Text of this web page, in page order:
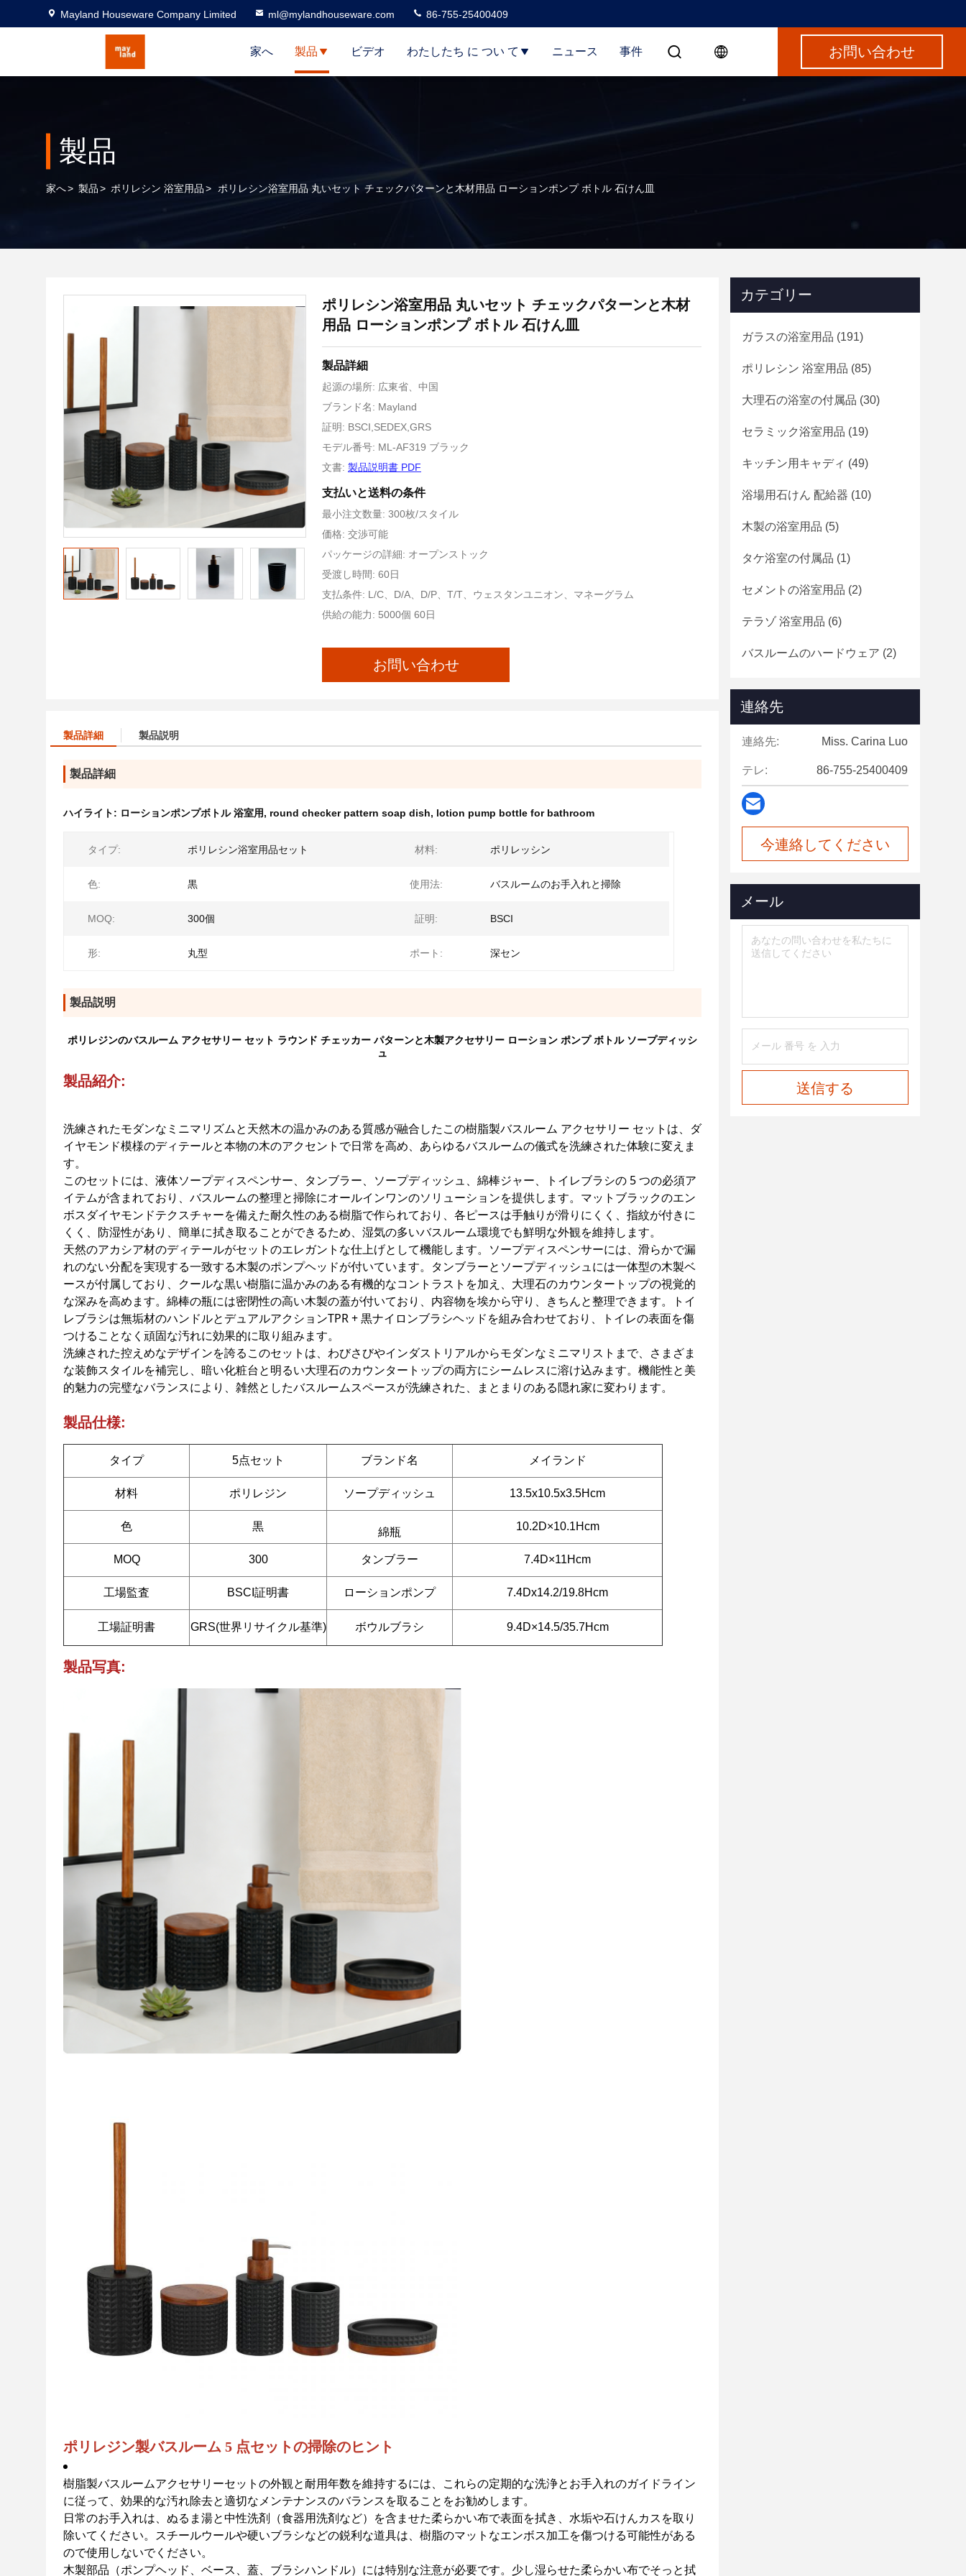
Mayland Houseware Company Limited ml@mylandhouseware.com 86-755-25400409
家へ 製品 ビデオ わたしたち に つい て ニュース 事件 お問い合わせ
製品
家へ> 製品> ポリレシン 浴室用品> ポリレシン浴室用品 丸いセット チェックパターンと木材用品 ローションポンプ ボトル 石けん皿
ポリレシン浴室用品 丸いセット チェックパターンと木材
用品 ローションポンプ ボトル 石けん皿
製品詳細
起源の場所: 広東省、中国
ブランド名: Mayland
証明: BSCI,SEDEX,GRS
モデル番号: ML-AF319 ブラック
文書: 製品説明書 PDF
支払いと送料の条件
最小注文数量: 300枚/スタイル
価格: 交渉可能
パッケージの詳細: オープンストック
受渡し時間: 60日
支払条件: L/C、D/A、D/P、T/T、ウェスタンユニオン、マネーグラム
供給の能力: 5000個 60日
お問い合わせ
製品詳細 製品説明
製品詳細
ハイライト: ローションポンプボトル 浴室用, round checker pattern soap dish, lotion pump bottle for bathroom
タイプ: ポリレシン浴室用品セット 材料: ポリレッシン
色: 黒 使用法: バスルームのお手入れと掃除
MOQ: 300個 証明: BSCI
形: 丸型 ポート: 深セン
製品説明
ポリレジンのバスルーム アクセサリー セット ラウンド チェッカー パターンと木製アクセサリー ローション ポンプ ボトル ソープディッシ
ュ
製品紹介:
洗練されたモダンなミニマリズムと天然木の温かみのある質感が融合したこの樹脂製バスルーム アクセサリー セットは、ダ
イヤモンド模様のディテールと本物の木のアクセントで日常を高め、あらゆるバスルームの儀式を洗練された体験に変えま
す。
このセットには、液体ソープディスペンサー、タンブラー、ソープディッシュ、綿棒ジャー、トイレブラシの 5 つの必須ア
イテムが含まれており、バスルームの整理と掃除にオールインワンのソリューションを提供します。マットブラックのエン
ボスダイヤモンドテクスチャーを備えた耐久性のある樹脂で作られており、各ピースは手触りが滑りにくく、指紋が付きに
くく、防湿性があり、簡単に拭き取ることができるため、湿気の多いバスルーム環境でも鮮明な外観を維持します。
天然のアカシア材のディテールがセットのエレガントな仕上げとして機能します。ソープディスペンサーには、滑らかで漏
れのない分配を実現する一致する木製のポンプヘッドが付いています。タンブラーとソープディッシュには一体型の木製ベ
ースが付属しており、クールな黒い樹脂に温かみのある有機的なコントラストを加え、大理石のカウンタートップの視覚的
な深みを高めます。綿棒の瓶には密閉性の高い木製の蓋が付いており、内容物を埃から守り、きちんと整理できます。トイ
レブラシは無垢材のハンドルとデュアルアクションTPR + 黒ナイロンブラシヘッドを組み合わせており、トイレの表面を傷
つけることなく頑固な汚れに効果的に取り組みます。
洗練された控えめなデザインを誇るこのセットは、わびさびやインダストリアルからモダンなミニマリストまで、さまざま
な装飾スタイルを補完し、暗い化粧台と明るい大理石のカウンタートップの両方にシームレスに溶け込みます。機能性と美
的魅力の完璧なバランスにより、雑然としたバスルームスペースが洗練された、まとまりのある隠れ家に変わります。
製品仕様:
タイプ 5点セット ブランド名 メイランド
材料 ポリレジン ソープディッシュ 13.5x10.5x3.5Hcm
色 黒 綿瓶 10.2D×10.1Hcm
MOQ 300 タンブラー 7.4D×11Hcm
工場監査 BSCI証明書 ローションポンプ 7.4Dx14.2/19.8Hcm
工場証明書 GRS(世界リサイクル基準) ボウルブラシ 9.4D×14.5/35.7Hcm
製品写真:
ポリレジン製バスルーム 5 点セットの掃除のヒント
樹脂製バスルームアクセサリーセットの外観と耐用年数を維持するには、これらの定期的な洗浄とお手入れのガイドライン
に従って、効果的な汚れ除去と適切なメンテナンスのバランスを取ることをお勧めします。
日常のお手入れは、ぬるま湯と中性洗剤（食器用洗剤など）を含ませた柔らかい布で表面を拭き、水垢や石けんカスを取り
除いてください。スチールウールや硬いブラシなどの鋭利な道具は、樹脂のマットなエンボス加工を傷つける可能性がある
ので使用しないでください。
木製部品（ポンプヘッド、ベース、蓋、ブラシハンドル）には特別な注意が必要です。少し湿らせた柔らかい布でそっと拭
カテゴリー
ガラスの浴室用品 (191)
ポリレシン 浴室用品 (85)
大理石の浴室の付属品 (30)
セラミック浴室用品 (19)
キッチン用キャディ (49)
浴場用石けん 配給器 (10)
木製の浴室用品 (5)
タケ浴室の付属品 (1)
セメントの浴室用品 (2)
テラゾ 浴室用品 (6)
バスルームのハードウェア (2)
連絡先
連絡先: Miss. Carina Luo
テレ: 86-755-25400409
今連絡してください
メール
送信する